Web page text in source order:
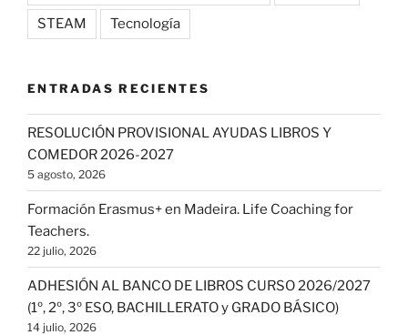
STEAM Tecnología
ENTRADAS RECIENTES
RESOLUCIÓN PROVISIONAL AYUDAS LIBROS Y
COMEDOR 2026-2027
5 agosto, 2026
Formación Erasmus+ en Madeira. Life Coaching for
Teachers.
22 julio, 2026
ADHESIÓN AL BANCO DE LIBROS CURSO 2026/2027
(1º, 2º, 3º ESO, BACHILLERATO y GRADO BÁSICO)
14 julio, 2026